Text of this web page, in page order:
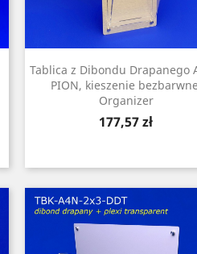
Tablica z Dibondu Drapanego
PION, kieszenie
Organizer
Cena
177,57 zł